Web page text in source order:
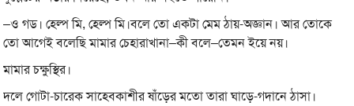
–ও গড। হেল্প মি, হেল্প মি।বলে তো একটা মেম ঠায়-অজ্ঞান। আর তোকে
তো আগেই বলেছি মামার চেহারাখানা–কী বলে–তেমন ইয়ে নয়।
মামার চক্ষুস্থির।
দলে গোটা-চারেক সাহেবকাশীর ষাঁড়ের মতো তারা ঘাড়ে-গদানে ঠাসা।